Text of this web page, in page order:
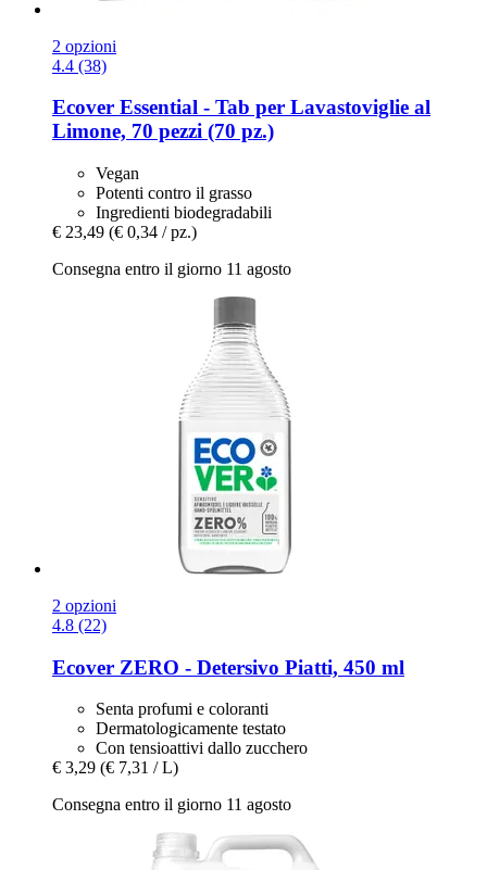
2 opzioni
4.4 (38)
Ecover Essential -​ Tab per Lavastoviglie al
Limone, 70 pezzi (70 pz.)
Vegan
Potenti contro il grasso
Ingredienti biodegradabili
€ 23,49 (€ 0,34 / pz.)
Consegna entro il giorno 11 agosto
2 opzioni
4.8 (22)
Ecover ZERO -​ Detersivo Piatti, 450 ml
Senta profumi e coloranti
Dermatologicamente testato
Con tensioattivi dallo zucchero
€ 3,29 (€ 7,31 / L)
Consegna entro il giorno 11 agosto